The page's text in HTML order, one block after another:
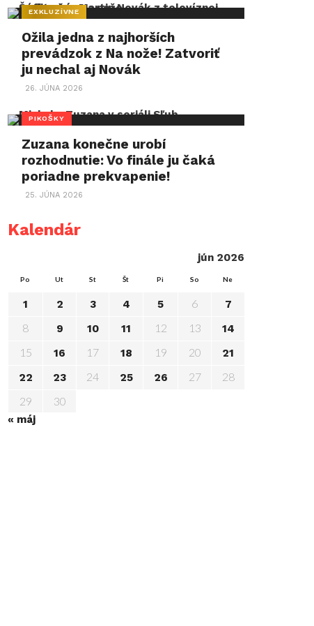
EXKLUZÍVNE
Ožila jedna z najhorších
prevádzok z Na nože! Zatvoriť
ju nechal aj Novák
26. JÚNA 2026
PIKOŠKY
Zuzana konečne urobí
rozhodnutie: Vo finále ju čaká
poriadne prekvapenie!
25. JÚNA 2026
Kalendár
jún 2026
Po Ut St Št Pi So Ne
1 2 3 4 5 6 7
8 9 10 11 12 13 14
15 16 17 18 19 20
21
22
23 24 25 26 27
28
29
30
« máj